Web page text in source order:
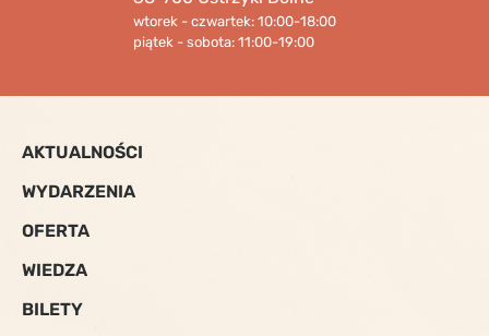
wtorek - czwartek: 10:00-18:00
piątek - sobota: 11:00-19:00
AKTUALNOŚCI
WYDARZENIA
OFERTA
WIEDZA
BILETY